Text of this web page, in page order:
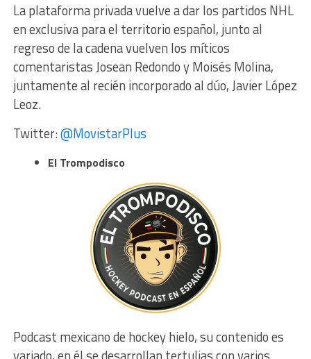
La plataforma privada vuelve a dar los partidos NHL
en exclusiva para el territorio español, junto al
regreso de la cadena vuelven los míticos
comentaristas Josean Redondo y Moisés Molina,
juntamente al recién incorporado al dúo, Javier López
Leoz.
Twitter:@MovistarPlus
El Trompodisco
Podcast mexicano de hockey hielo, su contenido es